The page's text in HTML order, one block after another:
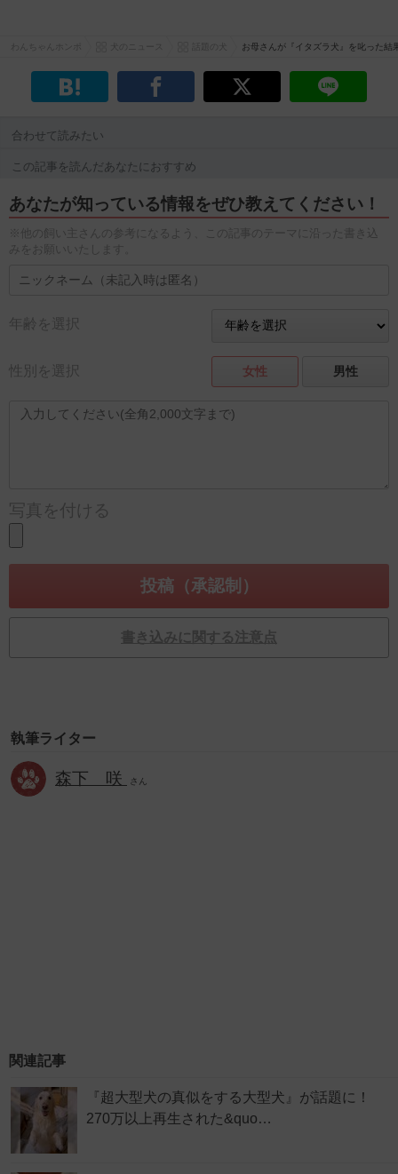
お母さんが『イタズラ犬』を叱った
合わせて読みたい
この記事を読んだあなたにおすすめ
あなたが知っている情報をぜひ教えてください！
※他の飼い主さんの参考になるよう、この記事のテーマに沿った書き込
みをお願いいたします。
年齢を選択
性別を選択 女性 男性
写真を付ける
書き込みに関する注意点
執筆ライター
森下 咲 さん
関連記事
『超大型犬の真似をする大型犬』が話題に！
270万以上再生された&quo…